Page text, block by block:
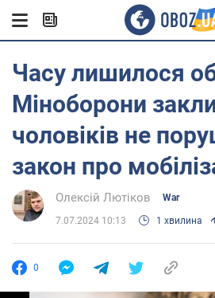
Часу лишилося
Міноборони
чоловіків не
закон про
Олексій Лютіков War
7.07.2024 10:13 1 хвилина
0